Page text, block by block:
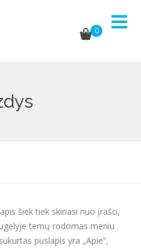
0
šiek tiek skiriasi nuo įrašo,
temų rodomas meniu
puslapis yra „Apie“,